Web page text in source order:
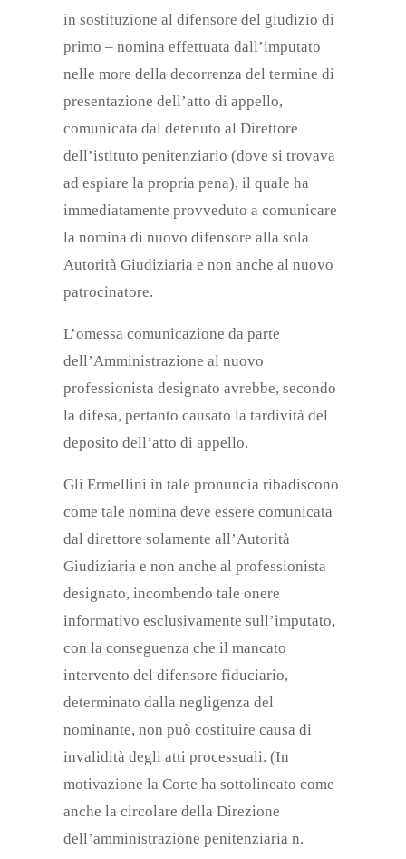
in sostituzione al difensore del giudizio di
primo – nomina effettuata dall’imputato
nelle more della decorrenza del termine di
presentazione dell’atto di appello,
comunicata dal detenuto al Direttore
dell’istituto penitenziario (dove si trovava
ad espiare la propria pena), il quale ha
immediatamente provveduto a comunicare
la nomina di nuovo difensore alla sola
Autorità Giudiziaria e non anche al nuovo
patrocinatore.
L’omessa comunicazione da parte
dell’Amministrazione al nuovo
professionista designato avrebbe, secondo
la difesa, pertanto causato la tardività del
deposito dell’atto di appello.
Gli Ermellini in tale pronuncia ribadiscono
come tale nomina deve essere comunicata
dal direttore solamente all’Autorità
Giudiziaria e non anche al professionista
designato, incombendo tale onere
informativo esclusivamente sull’imputato,
con la conseguenza che il mancato
intervento del difensore fiduciario,
determinato dalla negligenza del
nominante, non può costituire causa di
invalidità degli atti processuali. (In
motivazione la Corte ha sottolineato come
anche la circolare della Direzione
dell’amministrazione penitenziaria n.